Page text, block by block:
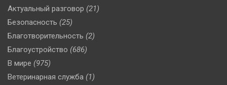
Актуальный разговор (21)
Безопасность (25)
Благотворительность (2)
Благоустройство (686)
В мире (975)
Ветеринарная служба (1)